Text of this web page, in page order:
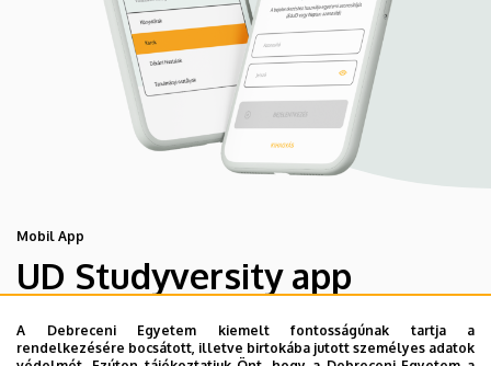
Mobil App
UD Studyversity app
Engedd meg, hogy figyelmedbe ajánljuk a Debreceni
A Debreceni Egyetem kiemelt fontosságúnak tartja a
rendelkezésére bocsátott, illetve birtokába jutott személyes adatok